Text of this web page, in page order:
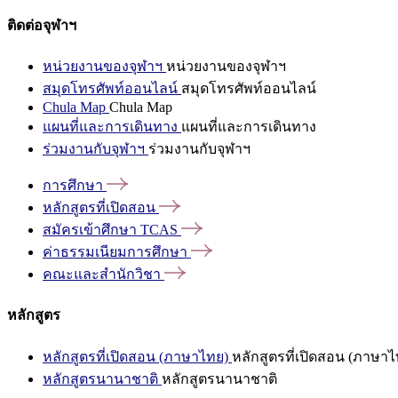
ติดต่อจุฬาฯ
หน่วยงานของจุฬาฯ หน่วยงานของจุฬาฯ
สมุดโทรศัพท์ออนไลน์ สมุดโทรศัพท์ออนไลน์
Chula Map Chula Map
แผนที่และการเดินทาง แผนที่และการเดินทาง
ร่วมงานกับจุฬาฯ ร่วมงานกับจุฬาฯ
การศึกษา
หลักสูตรที่เปิดสอน
สมัครเข้าศึกษา TCAS
ค่าธรรมเนียมการศึกษา
คณะและสำนักวิชา
หลักสูตร
หลักสูตรที่เปิดสอน (ภาษาไทย) หลักสูตรที่เปิดสอน (ภาษาไ
หลักสูตรนานาชาติ หลักสูตรนานาชาติ